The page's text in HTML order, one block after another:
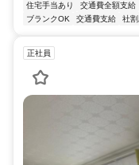
住宅手当あり
交通費全額支給
ブランクOK
交通費支給 社割
正社員